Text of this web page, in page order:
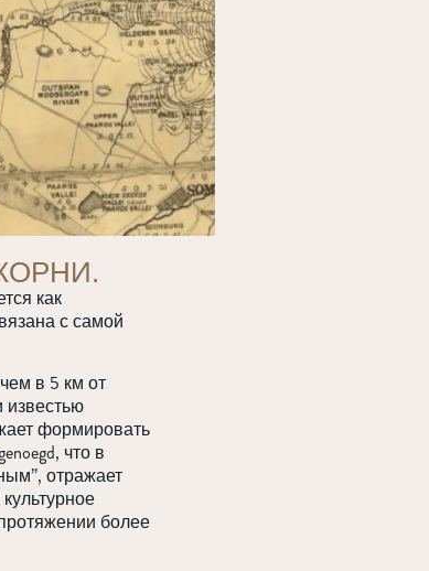
как
с самой
в 5 км от
известью
формировать
что в
отражает
более